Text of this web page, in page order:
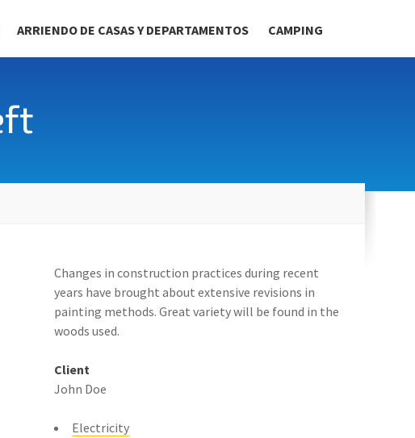
ARRIENDO DE CASAS Y DEPARTAMENTOS CAMPING
Changes in construction practices during recent
years have brought about extensive revisions in
painting methods. Great variety will be found in the
woods used.
Client
John Doe
Electricity